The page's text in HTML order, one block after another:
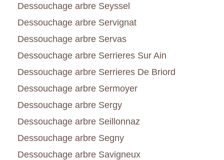
Dessouchage arbre Seyssel
Dessouchage arbre Servignat
Dessouchage arbre Servas
Dessouchage arbre Serrieres Sur Ain
Dessouchage arbre Serrieres De Briord
Dessouchage arbre Sermoyer
Dessouchage arbre Sergy
Dessouchage arbre Seillonnaz
Dessouchage arbre Segny
Dessouchage arbre Savigneux